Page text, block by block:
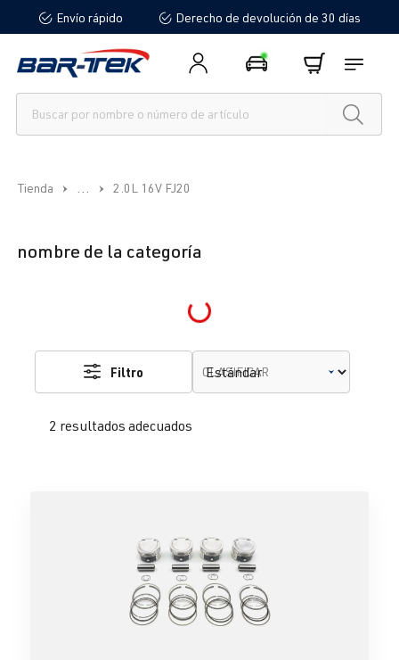
principalEnvío rápido Derecho de devolución de 30 días
Tienda ... 2.0L 16V FJ20
nombre de la categoría
Loading...
2 resultados adecuados
Filtro CLASIFICAR